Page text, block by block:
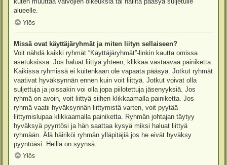
alueelle.
Ylös
Missä ovat käyttäjäryhmät ja miten liityn sellaiseen?
Voit nähdä kaikki ryhmät “Käyttäjäryhmät”-linkin kautta omissa
asetuksissa. Jos haluat liittyä yhteen, klikkaa vastaavaa painiketta.
Kaikissa ryhmissä ei kuitenkaan ole vapaata pääsyä. Jotkut ryhmät
vaativat hyväksynnän ennen kuin voit liittyä. Jotkut voivat olla
suljettuja ja joissakin voi olla jopa piilotettuja jäsenyyksiä. Jos
ryhmä on avoin, voit liittyä siihen klikkaamalla painiketta. Jos
ryhmä vaatii hyväksynnän liittymistä varten, voit pyytää
liittymislupaa klikkaamalla painiketta. Ryhmän johtajan täytyy
hyväksyä pyyntösi ja hän saattaa kysyä miksi haluat liittyä
ryhmään. Älä häiriköi ryhmän ylläpitäjiä jos he eivät hyväksy
pyyntöäsi. Heillä on syynsä.
Ylös